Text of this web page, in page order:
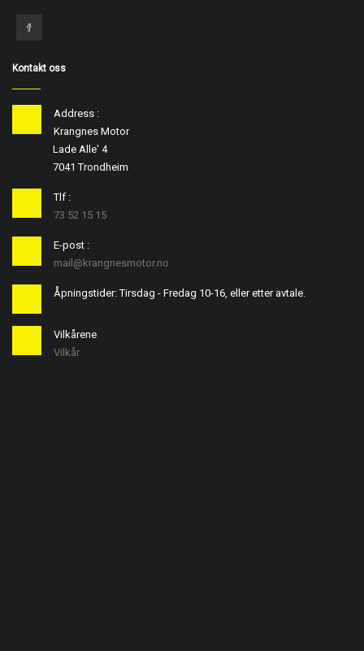
Kontakt oss
Address :
Krangnes Motor
Lade Alle' 4
7041 Trondheim
Tlf :
73 52 15 15
E-post :
mail@krangnesmotor.no
Åpningstider: Tirsdag - Fredag 10-16, eller etter avtale.
Vilkårene
Vilkår